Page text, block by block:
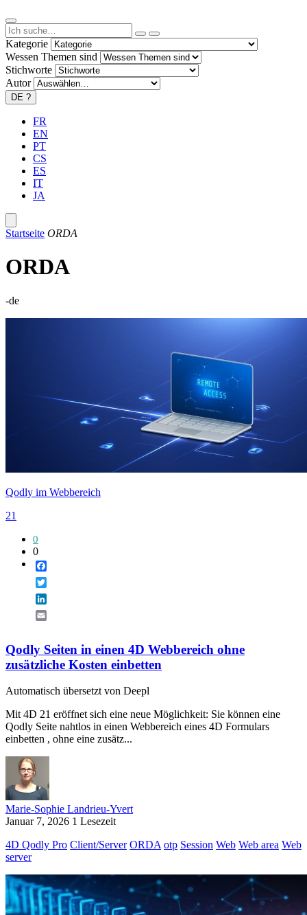
Kategorie
Wessen Themen sind
Stichworte
Autor
DE ?
FR
EN
PT
CS
ES
IT
JA
Startseite ORDA
ORDA
-de
Qodly im Webbereich
21
0
0
Qodly Seiten in einen 4D Webbereich ohne
zusätzliche Kosten einbetten
Automatisch übersetzt von Deepl
Mit 4D 21 eröffnet sich eine neue Möglichkeit: Sie können eine
Qodly Seite nahtlos in einen Webbereich eines 4D Formulars
einbetten , ohne eine zusätz...
Marie-Sophie Landrieu-Yvert
Januar 7, 2026 1 Lesezeit
4D Qodly Pro Client/Server ORDA otp Session Web Web area Web
server